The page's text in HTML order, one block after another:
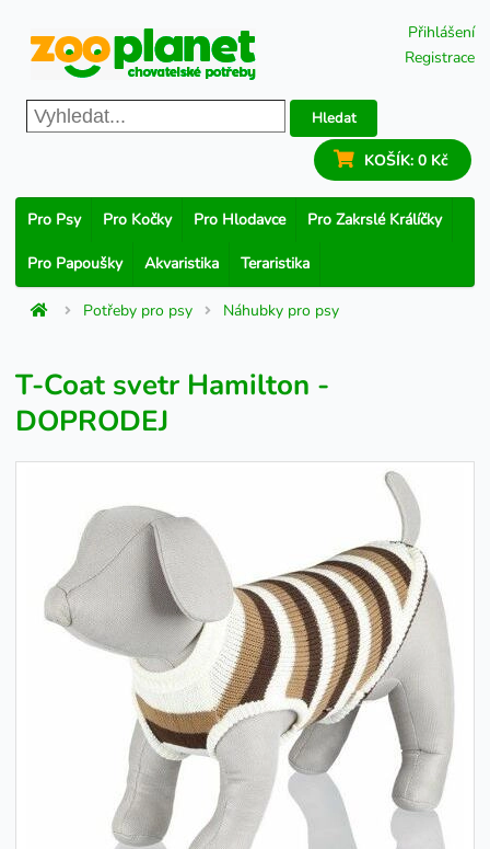
Přihlášení
Registrace
Hledat
KOŠÍK: 0 Kč
Pro Psy Pro Kočky Pro Hlodavce Pro Zakrslé Králíčky
Pro Papoušky Akvaristika Teraristika
Potřeby pro psy Náhubky pro psy
T-Coat svetr Hamilton -
DOPRODEJ